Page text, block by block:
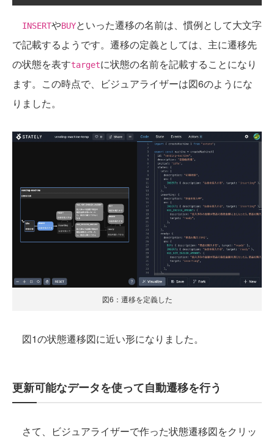
INSERTやBUYといった遷移の名前は、慣例として大文字
で記載するようです。遷移の定義としては、主に遷移先
の状態を表すtargetに状態の名前を記載することになり
ます。この時点で、ビジュアライザーは図6のようにな
りました。
図6：遷移を定義した
図1の状態遷移図に近い形になりました。
更新可能なデータを使って自動遷移を行う
さて、ビジュアライザーで作った状態遷移図をクリッ